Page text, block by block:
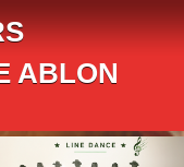
ABLON